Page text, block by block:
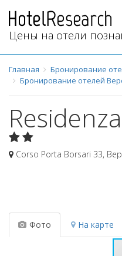
Цены на отели
Главная
Бронирование
Бронирование отелей
Corso Porta Borsari 33,
Фото На карте